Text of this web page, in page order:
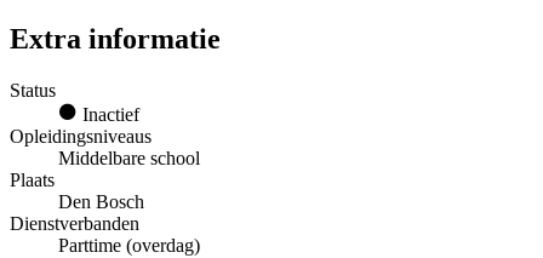
Extra informatie
Status
Inactief
Opleidingsniveaus
Middelbare school
Plaats
Den Bosch
Dienstverbanden
Parttime (overdag)